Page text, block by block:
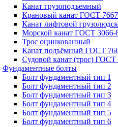
Канат грузоподъемный
Крановый канат ГОСТ
Канат лифтовой
Морской канат ГОСТ 3066-
Трос оцинкованный
Канат подъёмный ГОСТ
Судовой канат (трос) ГОСТ
Фундаментные болты
Болт фундаментный тип 1
Болт фундаментный тип 2
Болт фундаментный тип 3
Болт фундаментный тип 4
Болт фундаментный тип 5
Болт фундаментный тип 6